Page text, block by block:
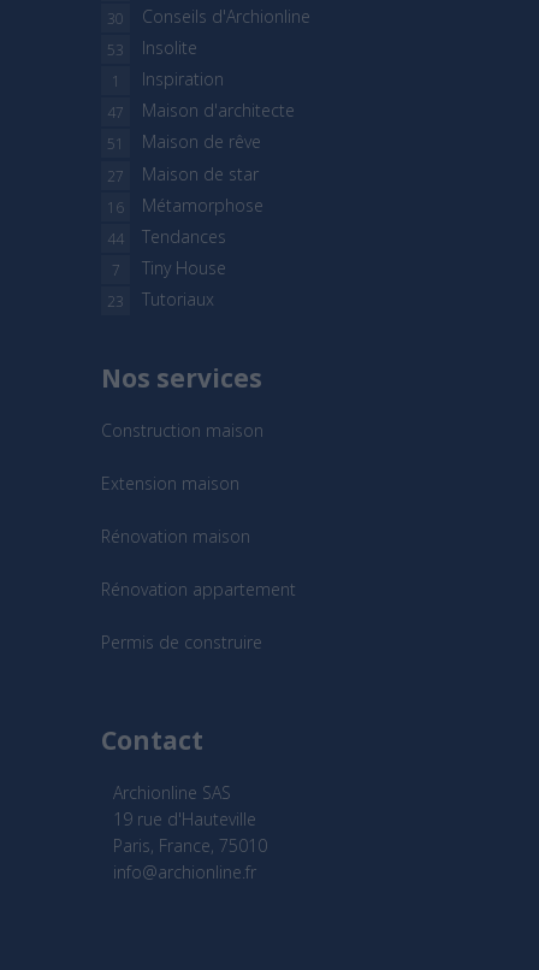
Conseils d'Archionline
30
Insolite
53
Inspiration
1
Maison d'architecte
47
Maison de rêve
51
Maison de star
27
Métamorphose
16
Tendances
44
Tiny House
7
Tutoriaux
23
Nos services
Construction maison
Extension maison
Rénovation maison
Rénovation appartement
Permis de construire
Contact
Archionline SAS
19 rue d'Hauteville
Paris, France, 75010
info@archionline.fr